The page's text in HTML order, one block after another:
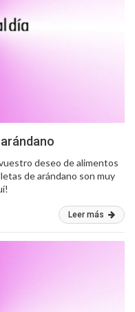
deseo de alimentos
de arándano son muy
Leer más